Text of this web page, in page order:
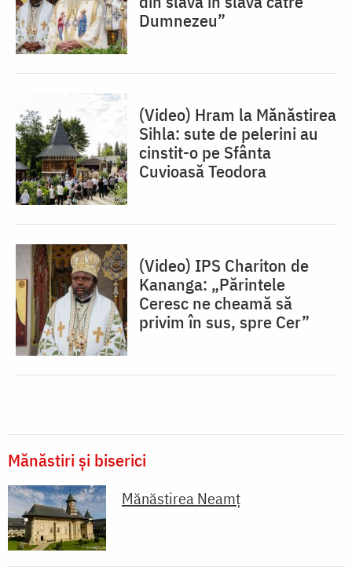
Dumnezeu”
(Video) Hram la Mănăstirea
Sihla: sute de pelerini au
cinstit-o pe Sfânta
Cuvioasă Teodora
(Video) IPS Chariton de
Kananga: „Părintele
Ceresc ne cheamă să
privim în sus, spre Cer”
Mănăstiri și biserici
Mănăstirea Neamţ